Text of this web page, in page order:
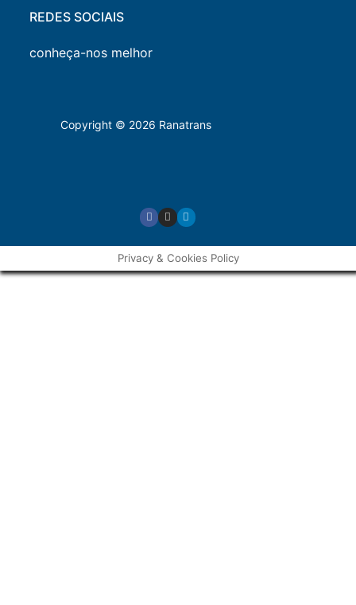
REDES SOCIAIS
conheça-nos melhor
Copyright © 2026 Ranatrans
Privacy & Cookies Policy